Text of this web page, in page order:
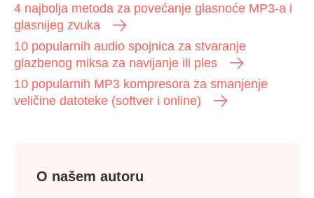
4 najbolja metoda za povećanje glasnoće MP3-a i
glasnijeg zvuka
10 popularnih audio spojnica za stvaranje
glazbenog miksa za navijanje ili ples
10 popularnih MP3 kompresora za smanjenje
veličine datoteke (softver i online)
O našem autoru